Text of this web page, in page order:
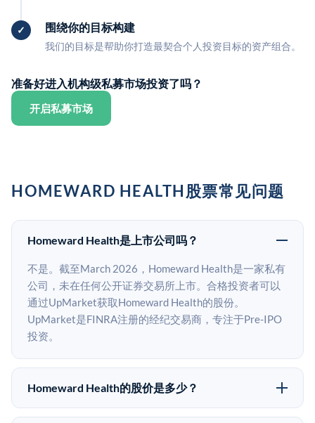
围绕你的目标构建
我们的目标是帮助你打造最契合个人投资目标的资产组合。
准备好进入机构级私募市场投资了吗？
开启私募市场
HOMEWARD HEALTH股票常见问题
Homeward Health是上市公司吗？
不是。截至March 2026，Homeward Health是一家私有
公司，未在任何公开证券交易所上市。合格投资者可以
通过UpMarket获取Homeward Health的股份。
UpMarket是FINRA注册的经纪交易商，专注于Pre-IPO
投资。
Homeward Health的股价是多少？
Homeward Health没有公开股价，因为它是一家私有公